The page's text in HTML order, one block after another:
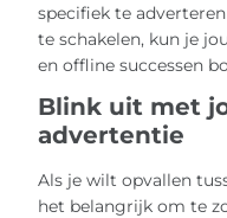
specifiek te
te schakelen, kun je
en offline successen
Blink uit met
advertentie
Als je wilt opvallen
het belangrijk om te